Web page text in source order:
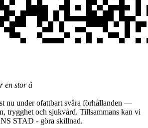
en stor å
nu under ofattbart svåra förhållanden —
trygghet och sjukvård. Tillsammans kan vi
STAD - göra skillnad.